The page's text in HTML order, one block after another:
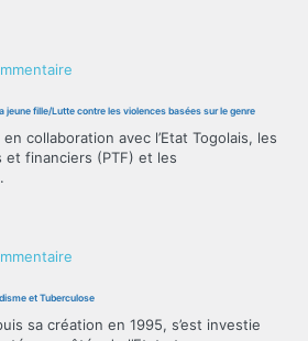
:
DU
CMS
jeune fille/Lutte contre les violences basées sur le genre
collaboration avec l’Etat Togolais, les
financiers (PTF) et les
de
femme
et Tuberculose
sa création en 1995, s’est investie